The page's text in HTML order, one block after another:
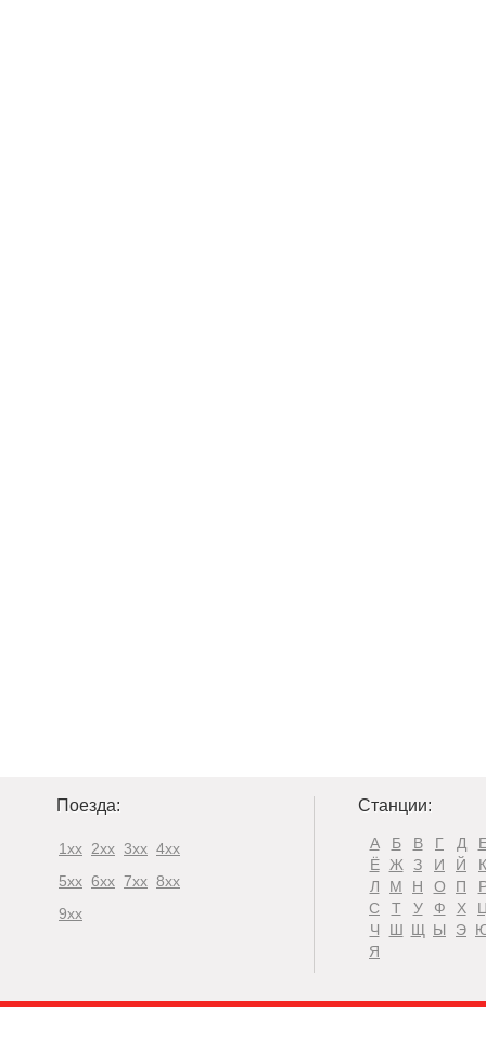
Поезда:
1xx 2xx 3xx 4xx
5xx 6xx 7xx 8xx
9xx
Станции:
А Б В Г Д
Ё
Ж З И Й
К
Л
М Н О П
С
Т У Ф Х
Ч
Ш Щ Ы Э
Я